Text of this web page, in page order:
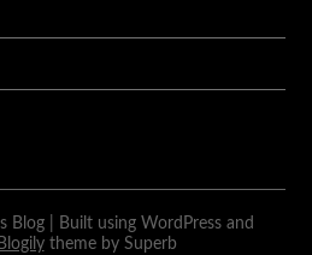
Blog
| Built using WordPress and
theme by Superb